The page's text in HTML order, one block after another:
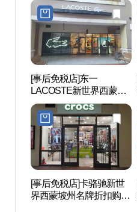
먼프리미엄아울렛 파주
점)
[事后免税店]东一
LACOSTE新世界西蒙坡
州名牌折扣购物中心(라
코스테 신세계사이먼프
리미엄아울렛 파주점)
[事后免税店]卡骆驰新世
界西蒙坡州名牌折扣购物